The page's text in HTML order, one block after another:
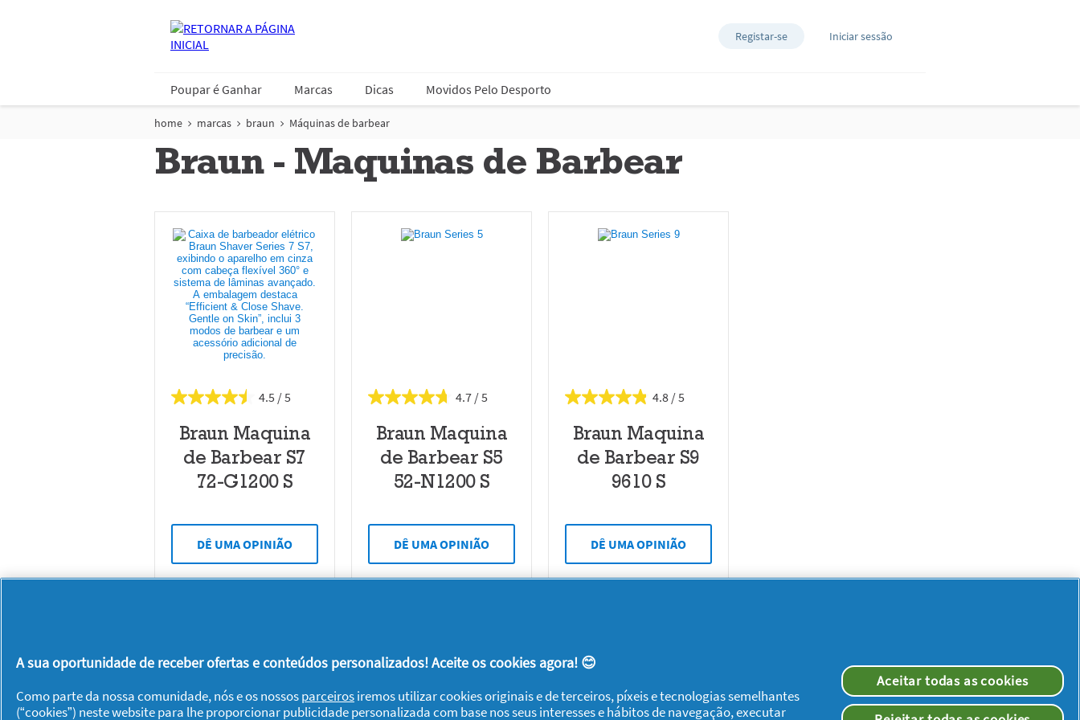
Registar-se Iniciar sessão
Poupar é Ganhar Marcas Dicas Movidos Pelo Desporto
home marcas braun Máquinas de barbear
Braun - Maquinas de Barbear
4.5
Braun Maquina
de Barbear S7
72-G1200 S
DÊ UMA OPINIÃO
4.7
Braun Maquina
de Barbear S5
52-N1200 S
DÊ UMA OPINIÃO
4.8
Braun Maquina
de Barbear S9
9610 S
DÊ UMA OPINIÃO
Sobre nós
Contacto
A sua oportunidade de receber ofertas e conteúdos personalizados! Aceite os cookies agora! 😊
Como parte da nossa comunidade, nós e os nossosparceirosiremos utilizar cookies originais e de terceiros, píxeis e tecnologias semelhantes
(“cookies”) neste website para lhe proporcionar publicidade personalizada com base nos seus interesses e hábitos de navegação, executar
Aceitar todas as cookies